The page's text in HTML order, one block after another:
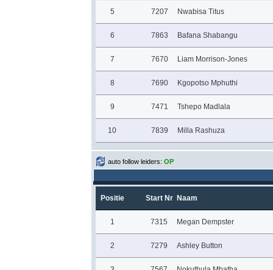
5 7207 Nwabisa Titus
6 7863 Bafana Shabangu
7 7670 Liam Morrison-Jones
8 7690 Kgopotso Mphuthi
9 7471 Tshepo Madlala
10 7839 Milla Rashuza
auto follow leiders: OP
Positie Start Nr Naam
1 7315 Megan Dempster
2 7279 Ashley Button